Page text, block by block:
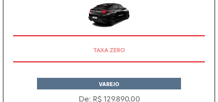
VAREJO
De: R$ 129.890,00